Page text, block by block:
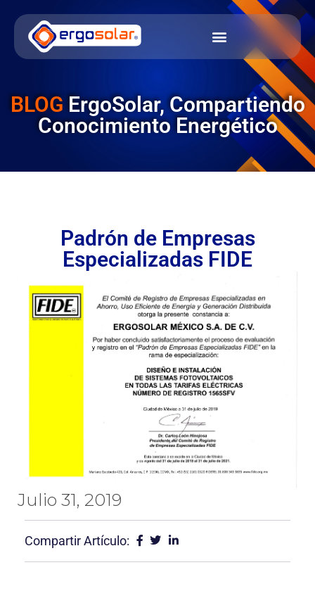
BLOG ErgoSolar, Compartiendo
Conocimiento Energético
Padrón de Empresas
Especializadas FIDE
Julio 31, 2019
Compartir Artículo: